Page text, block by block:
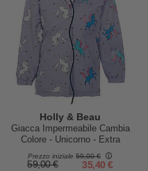
Holly & Beau
Giacca Impermeabile Cambia
Colore - Unicorno - Extra
Morbido e Traspirante
Prezzo iniziale 59,00 €
59,00 € 35,40 €